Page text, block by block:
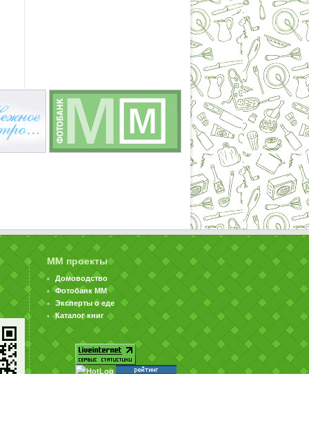
ММ проекты
Домоводство
Фотобанк ММ
Эксперты о еде
Каталог книг